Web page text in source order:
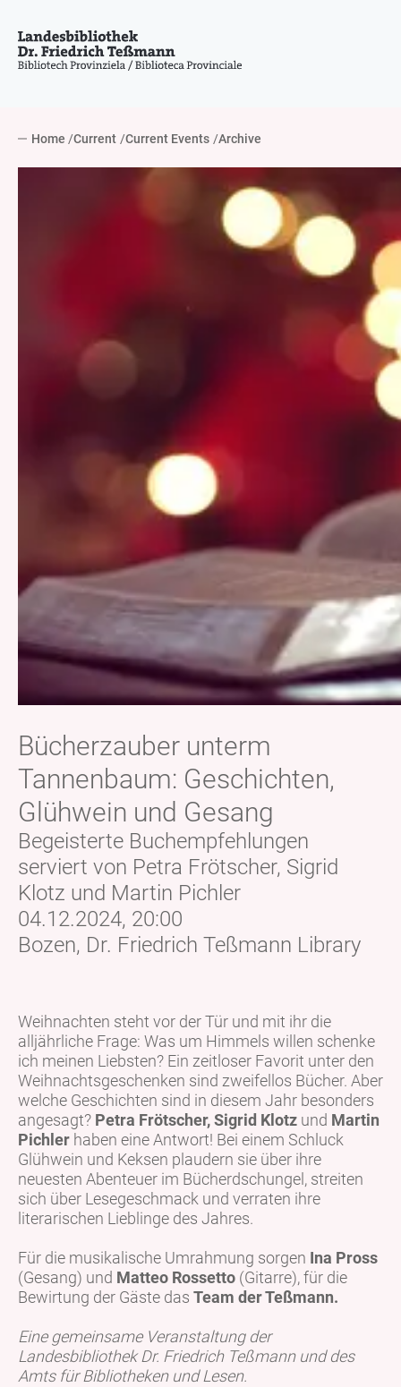
Home Current Current Events Archive
Bücherzauber unterm
Tannenbaum: Geschichten,
Glühwein und Gesang
Begeisterte Buchempfehlungen
serviert von Petra Frötscher, Sigrid
Klotz und Martin Pichler
04.12.2024, 20:00
Bozen, Dr. Friedrich Teßmann Library
Weihnachten steht vor der Tür und mit ihr die
alljährliche Frage: Was um Himmels willen schenke
ich meinen Liebsten? Ein zeitloser Favorit unter den
Weihnachtsgeschenken sind zweifellos Bücher. Aber
welche Geschichten sind in diesem Jahr besonders
angesagt? Petra Frötscher, Sigrid Klotz und Martin
Pichler haben eine Antwort! Bei einem Schluck
Glühwein und Keksen plaudern sie über ihre
neuesten Abenteuer im Bücherdschungel, streiten
sich über Lesegeschmack und verraten ihre
literarischen Lieblinge des Jahres.
Für die musikalische Umrahmung sorgen Ina Pross
(Gesang) und Matteo Rossetto (Gitarre), für die
Bewirtung der Gäste das Team der Teßmann.
Eine gemeinsame Veranstaltung der
Landesbibliothek Dr. Friedrich Teßmann und des
Amts für Bibliotheken und Lesen.